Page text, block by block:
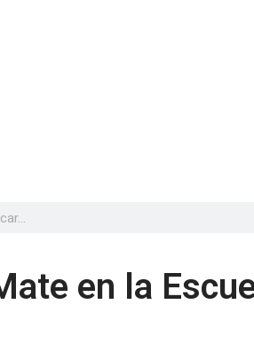
en la